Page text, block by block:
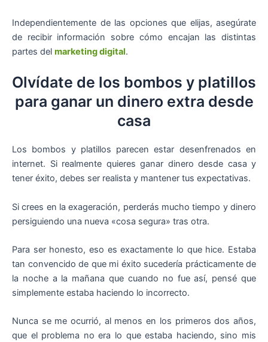
Independientemente de las opciones que elijas, asegúrate
de recibir información sobre cómo encajan las distintas
partes del marketing digital.
Olvídate de los bombos y platillos
para ganar un dinero extra desde
casa
Los bombos y platillos parecen estar desenfrenados en
internet. Si realmente quieres ganar dinero desde casa y
tener éxito, debes ser realista y mantener tus expectativas.
Si crees en la exageración, perderás mucho tiempo y dinero
persiguiendo una nueva «cosa segura» tras otra.
Para ser honesto, eso es exactamente lo que hice. Estaba
tan convencido de que mi éxito sucedería prácticamente de
la noche a la mañana que cuando no fue así, pensé que
simplemente estaba haciendo lo incorrecto.
Nunca se me ocurrió, al menos en los primeros dos años,
que el problema no era lo que estaba haciendo, sino mis